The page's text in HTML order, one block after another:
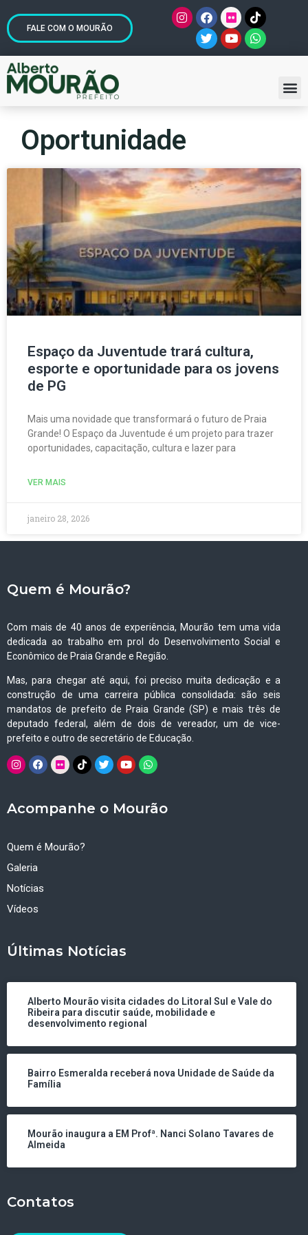
FALE COM O MOURÃO
Oportunidade
Espaço da Juventude trará cultura,
esporte e oportunidade para os jovens
de PG
Mais uma novidade que transformará o futuro de Praia
Grande! O Espaço da Juventude é um projeto para trazer
oportunidades, capacitação, cultura e lazer para
VER MAIS
janeiro 28, 2026
Quem é Mourão?
Com mais de 40 anos de experiência, Mourão tem uma vida
dedicada ao trabalho em prol do Desenvolvimento Social e
Econômico de Praia Grande e Região.
Mas, para chegar até aqui, foi preciso muita dedicação e a
construção de uma carreira pública consolidada: são seis
mandatos de prefeito de Praia Grande (SP) e mais três de
deputado federal, além de dois de vereador, um de vice-
prefeito e outro de secretário de Educação.
Acompanhe o Mourão
Quem é Mourão?
Galeria
Notícias
Vídeos
Últimas Notícias
Alberto Mourão visita cidades do Litoral Sul e Vale do
Ribeira para discutir saúde, mobilidade e
desenvolvimento regional
Bairro Esmeralda receberá nova Unidade de Saúde da
Família
Mourão inaugura a EM Profª. Nanci Solano Tavares de
Almeida
Contatos